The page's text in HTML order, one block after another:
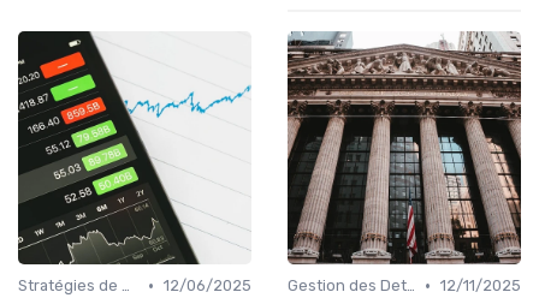
Stratégies de Recouvrement B2B • 12/06/2025
Gestion des Dettes Personnelles • 12/11/2025